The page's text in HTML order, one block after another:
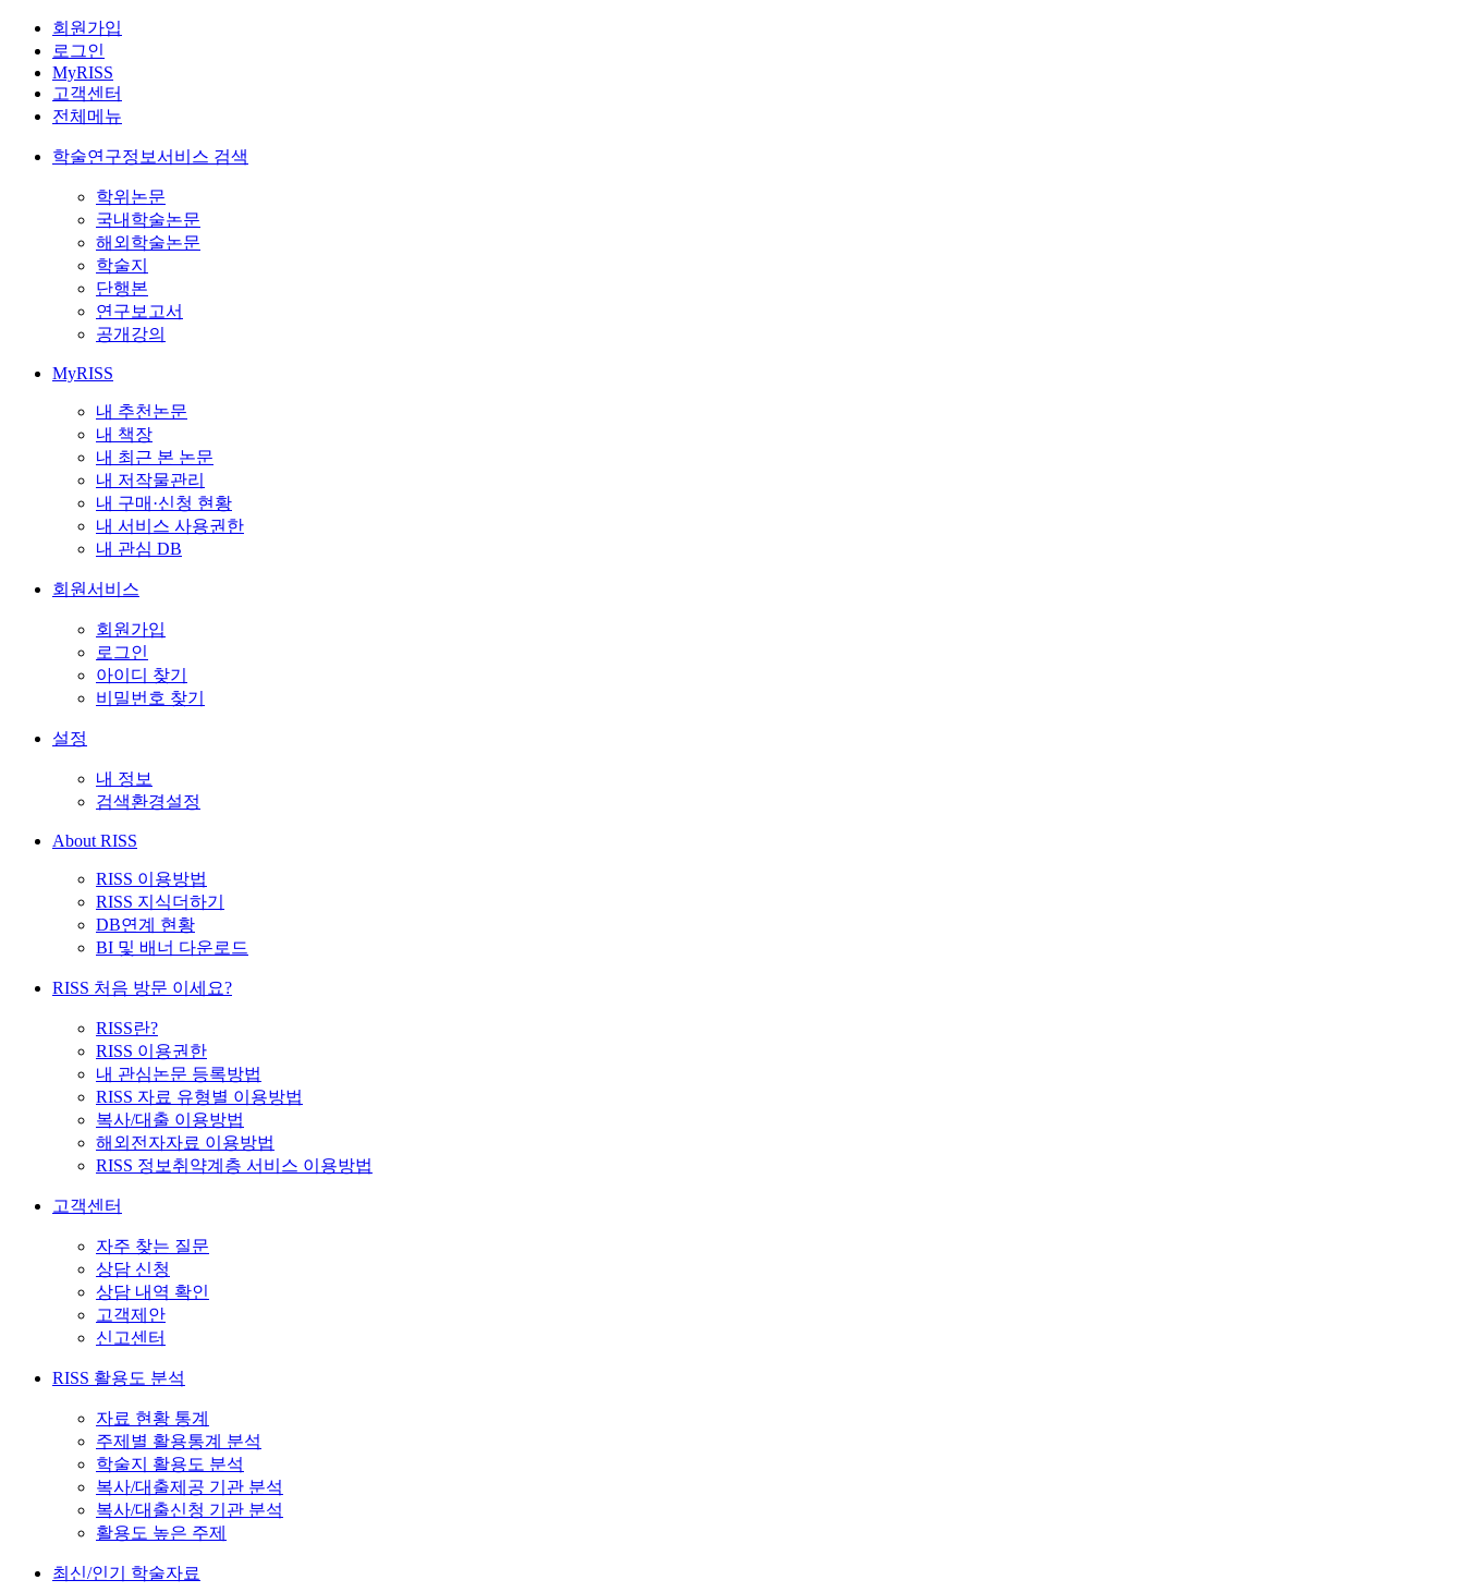
회원가입
로그인
MyRISS
고객센터
전체메뉴
학술연구정보서비스 검색
학위논문
국내학술논문
해외학술논문
학술지
단행본
연구보고서
공개강의
MyRISS
내 추천논문
내 책장
내 최근 본 논문
내 저작물관리
내 구매·신청 현황
내 서비스 사용권한
내 관심 DB
회원서비스
회원가입
로그인
아이디 찾기
비밀번호 찾기
설정
내 정보
검색환경설정
About RISS
RISS 이용방법
RISS 지식더하기
DB연계 현황
BI 및 배너 다운로드
RISS 처음 방문 이세요?
RISS란?
RISS 이용권한
내 관심논문 등록방법
RISS 자료 유형별 이용방법
복사/대출 이용방법
해외전자자료 이용방법
RISS 정보취약계층 서비스 이용방법
고객센터
자주 찾는 질문
상담 신청
상담 내역 확인
고객제안
신고센터
RISS 활용도 분석
자료 현황 통계
주제별 활용통계 분석
학술지 활용도 분석
복사/대출제공 기관 분석
복사/대출신청 기관 분석
활용도 높은 주제
최신/인기 학술자료